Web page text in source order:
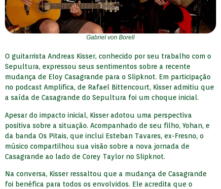
Gabriel von Borell
O guitarrista Andreas Kisser, conhecido por seu trabalho com o
Sepultura, expressou seus sentimentos sobre a recente
mudança de Eloy Casagrande para o Slipknot. Em participação
no podcast Amplifica, de Rafael Bittencourt, Kisser admitiu que
a saída de Casagrande do Sepultura foi um choque inicial.
Apesar do impacto inicial, Kisser adotou uma perspectiva
positiva sobre a situação. Acompanhado de seu filho, Yohan, e
da banda Os Pitais, que inclui Esteban Tavares, ex-Fresno, o
músico compartilhou sua visão sobre a nova jornada de
Casagrande ao lado de Corey Taylor no Slipknot.
Na conversa, Kisser ressaltou que a mudança de Casagrande
foi benéfica para todos os envolvidos. Ele acredita que o